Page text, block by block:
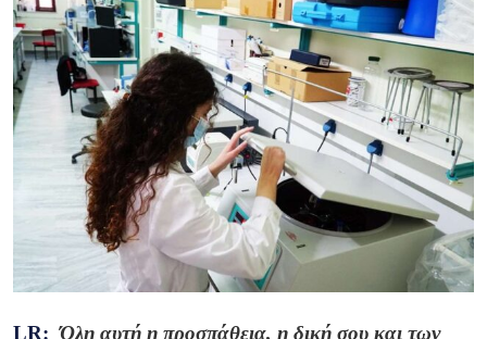
LR: Όλη αυτή η προσπάθεια, η δική σου και των